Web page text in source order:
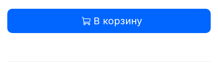
В корзину